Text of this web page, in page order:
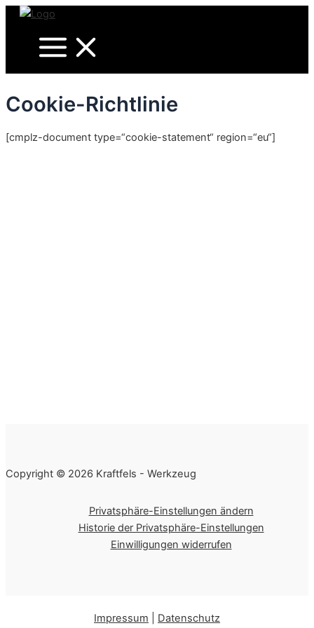
Zum
springen
Main
Menu
Cookie-Richtlinie
[cmplz-document type=“cookie-statement“ region=“eu“]
Copyright © 2026 Kraftfels - Werkzeug
Privatsphäre-Einstellungen ändern
Historie der Privatsphäre-Einstellungen
Einwilligungen widerrufen
Impressum Datenschutz